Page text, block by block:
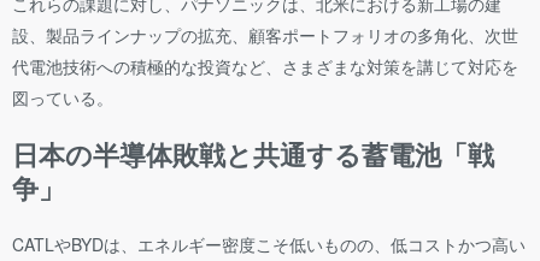
設、製品ラインナップの拡充、顧客ポートフォリオの多角化、次世
代電池技術への積極的な投資など、さまざまな対策を講じて対応を
図っている。
日本の半導体敗戦と共通する蓄電池「戦
争」
CATLやBYDは、エネルギー密度こそ低いものの、低コストかつ高い